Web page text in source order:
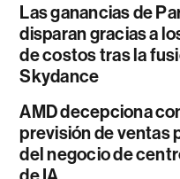
Las ganancias de
disparan gracias a
de costos tras la
Skydance
AMD decepciona
previsión de ventas
del negocio de